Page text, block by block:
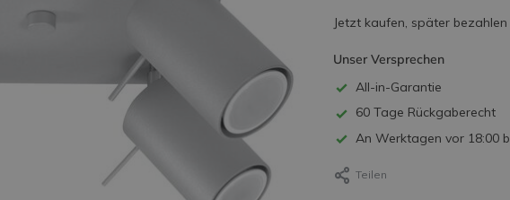
Jetzt kaufen, später bezahlen
Unser Versprechen
All-in-Garantie
60 Tage Rückgaberecht
An Werktagen vor 18:00
Teilen